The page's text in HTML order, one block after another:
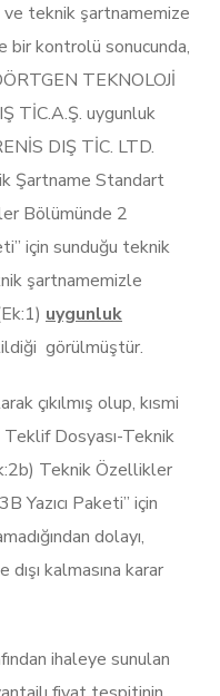
ve teknik şartnamemize
bir kontrolü sonucunda,
TEKNOLOJİ
TİC.A.Ş. uygunluk
DIŞ TİC. LTD.
Şartname Standart
Bölümünde 2
için sunduğu teknik
şartnamemizle
uygunluk
görülmüştür.
çıkılmış olup, kısmi
Dosyası-Teknik
Teknik Özellikler
Yazıcı Paketi” için
dolayı,
kalmasına karar
ihaleye sunulan